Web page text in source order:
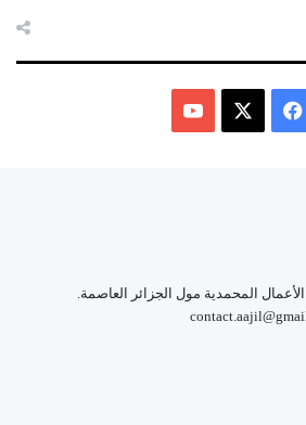
و
ك
المحمدية مول الجزائر العاصمة.